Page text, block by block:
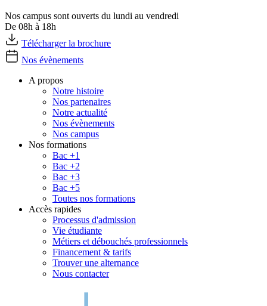
Nos campus sont ouverts du lundi au vendredi
De 08h à 18h
Télécharger la brochure
Nos évènements
A propos
Notre histoire
Nos partenaires
Notre actualité
Nos évènements
Nos campus
Nos formations
Bac +1
Bac +2
Bac +3
Bac +5
Toutes nos formations
Accès rapides
Processus d'admission
Vie étudiante
Métiers et débouchés professionnels
Financement & tarifs
Trouver une alternance
Nous contacter